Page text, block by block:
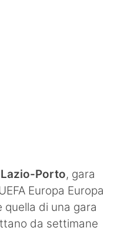
Lazio-Porto, gara
Europa Europa
di una gara
da settimane